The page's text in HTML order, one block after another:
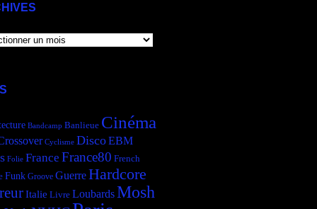
Bandcamp Banlieue Cinéma
Cyclisme DiscoEBM
Folie France France80 French
Funk Groove GuerreHardcore
Italie Livre LoubardsMosh